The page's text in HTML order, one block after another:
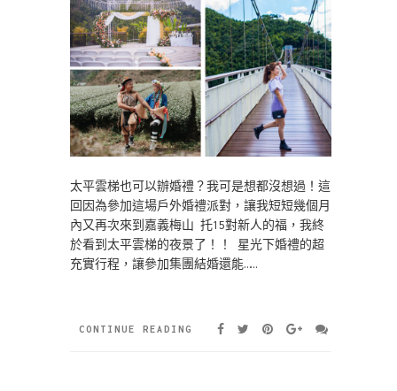
太平雲梯也可以辦婚禮？我可是想都沒想過！這
回因為參加這場戶外婚禮派對，讓我短短幾個月
內又再次來到嘉義梅山 托15對新人的福，我終
於看到太平雲梯的夜景了！！ 星光下婚禮的超
充實行程，讓參加集團結婚還能……
CONTINUE READING